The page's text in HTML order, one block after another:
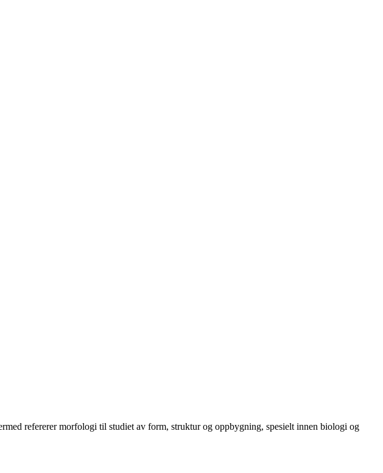
refererer morfologi til studiet av form, struktur og oppbygning, spesielt innen biologi og